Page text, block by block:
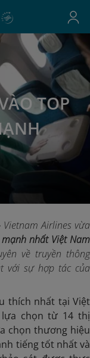
TOP
Vietnam Airlines vừa
nhất Việt Nam
về truyền thông
với sự hợp tác của
thích nhất tại Việt
chọn từ 14 thị
chọn thương hiệu
tiếng tốt nhất và